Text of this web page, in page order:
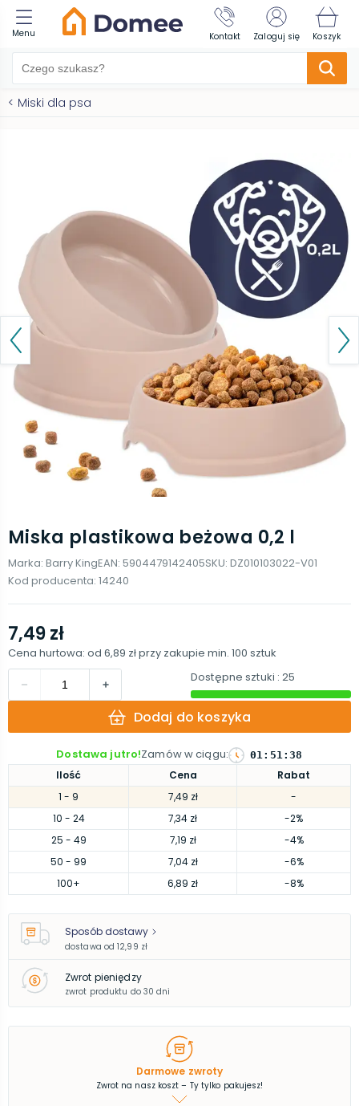
Menu Kontakt Zaloguj się Koszyk
< Miski dla psa
Miska plastikowa beżowa 0,2 l
Marka: Barry KingEAN: 5904479142405SKU: DZ010103022-V01
Kod producenta: 14240
Ilość Cena
Rabat
1 - 9 7,49 zł
-
10 - 24 7,34 zł
-2%
25 - 49 7,19 zł
-4%
50 - 99 7,04 zł
-6%
100+ 6,89 zł -8%
7,49 zł
Cena hurtowa: od 6,89 złprzy zakupie min. 100 sztuk
Dostępne sztuki : 25
Dodaj do koszyka
Dostawa jutro!Zamów w ciągu: 01: 51:37
Sposób dostawy
dostawa od 12,99 zł
Zwrot pieniędzy
zwrot produktu do 30 dni
Darmowe zwroty
Zwrot na nasz koszt – Ty tylko pakujesz!